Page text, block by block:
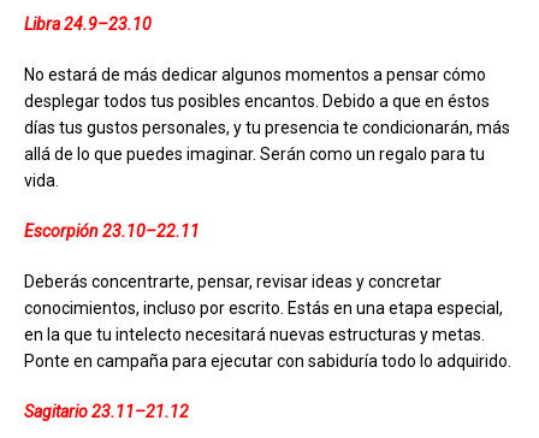
Libra 24.9–23.10
No estará de más dedicar algunos momentos a pensar cómo
desplegar todos tus posibles encantos. Debido a que en éstos
días tus gustos personales, y tu presencia te condicionarán, más
allá de lo que puedes imaginar. Serán como un regalo para tu
vida.
Escorpión 23.10–22.11
Deberás concentrarte, pensar, revisar ideas y concretar
conocimientos, incluso por escrito. Estás en una etapa especial,
en la que tu intelecto necesitará nuevas estructuras y metas.
Ponte en campaña para ejecutar con sabiduría todo lo adquirido.
Sagitario 23.11–21.12